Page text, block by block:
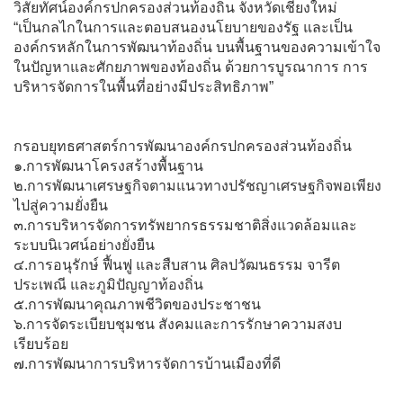
วิสัยทัศน์องค์กรปกครองส่วนท้องถิ่น จังหวัดเชียงใหม่
“เป็นกลไกในการและตอบสนองนโยบายของรัฐ และเป็น
องค์กรหลักในการพัฒนาท้องถิ่น บนพื้นฐานของความเข้าใจ
ในปัญหาและศักยภาพของท้องถิ่น ด้วยการบูรณาการ การ
บริหารจัดการในพื้นที่อย่างมีประสิทธิภาพ”
กรอบยุทธศาสตร์การพัฒนาองค์กรปกครองส่วนท้องถิ่น
๑.การพัฒนาโครงสร้างพื้นฐาน
๒.การพัฒนาเศรษฐกิจตามแนวทางปรัชญาเศรษฐกิจพอเพียง
ไปสู่ความยั่งยืน
๓.การบริหารจัดการทรัพยากรธรรมชาติสิ่งแวดล้อมและ
ระบบนิเวศน์อย่างยั่งยืน
๔.การอนุรักษ์ ฟื้นฟู และสืบสาน ศิลปวัฒนธรรม จารีต
ประเพณี และภูมิปัญญาท้องถิ่น
๕.การพัฒนาคุณภาพชีวิตของประชาชน
๖.การจัดระเบียบชุมชน สังคมและการรักษาความสงบ
เรียบร้อย
๗.การพัฒนาการบริหารจัดการบ้านเมืองที่ดี